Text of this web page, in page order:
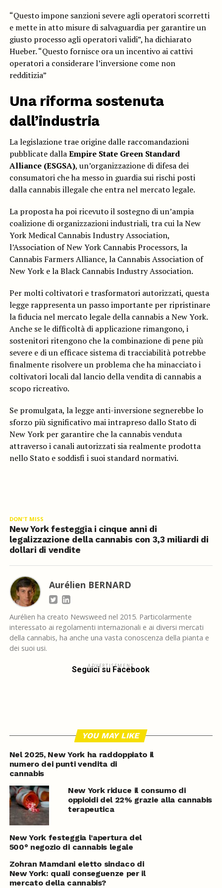
“Questo impone sanzioni severe agli operatori scorretti
e mette in atto misure di salvaguardia per garantire un
giusto processo agli operatori validi”, ha dichiarato
Hueber. “Questo fornisce ora un incentivo ai cattivi
operatori a considerare l’inversione come non
redditizia”
Una riforma sostenuta
dall’industria
La legislazione trae origine dalle raccomandazioni
pubblicate dallaEmpire State Green Standard
Alliance (ESGSA), un’organizzazione di difesa dei
consumatori che ha messo in guardia sui rischi posti
dalla cannabis illegale che entra nel mercato legale.
La proposta ha poi ricevuto il sostegno di un’ampia
coalizione di organizzazioni industriali, tra cui la New
York Medical Cannabis Industry Association,
l’Association of New York Cannabis Processors, la
Cannabis Farmers Alliance, la Cannabis Association of
New York e la Black Cannabis Industry Association.
Per molti coltivatori e trasformatori autorizzati, questa
legge rappresenta un passo importante per ripristinare
la fiducia nel mercato legale della cannabis a New York.
Anche se le difficoltà di applicazione rimangono, i
sostenitori ritengono che la combinazione di pene più
severe e di un efficace sistema di tracciabilità potrebbe
finalmente risolvere un problema che ha minacciato i
coltivatori locali dal lancio della vendita di cannabis a
scopo ricreativo.
Se promulgata, la legge anti-inversione segnerebbe lo
sforzo più significativo mai intrapreso dallo Stato di
New York per garantire che la cannabis venduta
attraverso i canali autorizzati sia realmente prodotta
nello Stato e soddisfi i suoi standard normativi.
DON'T MISS
New York festeggia i cinque anni di
legalizzazione della cannabis con 3,3 miliardi di
dollari di vendite
Aurélien BERNARD
Aurélien ha creato Newsweed nel 2015. Particolarmente
interessato ai regolamenti internazionali e ai diversi mercati
della cannabis, ha anche una vasta conoscenza della pianta e
dei suoi usi.
ADVERTISEMENT
Seguici su Facebook
YOU MAY LIKE
Nel 2025, New York ha raddoppiato il
numero dei punti vendita di
cannabis
New York riduce il consumo di
oppioidi del 22% grazie alla cannabis
terapeutica
New York festeggia l’apertura del
500° negozio di cannabis legale
Zohran Mamdani eletto sindaco di
New York: quali conseguenze per il
mercato della cannabis?